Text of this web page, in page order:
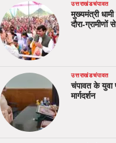
उत्तराखंडचंपावत
मुख्यमंत्री
दौरा-ग्रामीणों
उत्तराखंडचंपावत
चंपावत के युवा
मार्गदर्शन